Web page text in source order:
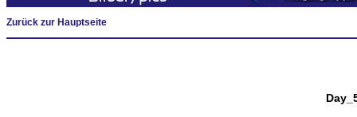
Zurück zur Hauptseite